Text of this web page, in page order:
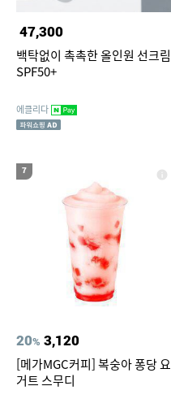
47,300
백탁없이 촉촉한 올인원 선크림
SPF50+
에클리다
7
20% 3,120
[메가MGC커피] 복숭아 퐁당 요
거트 스무디